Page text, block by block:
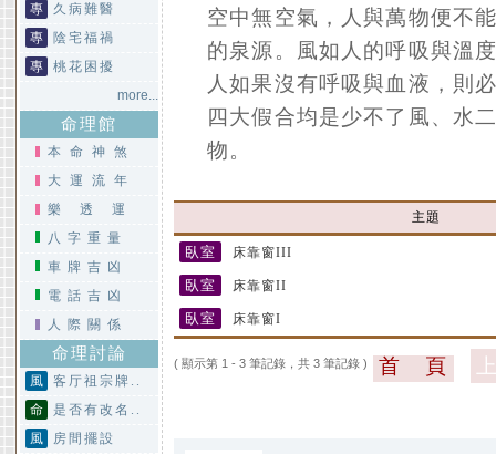
專
久病難醫
專
陰宅福禍
專
桃花困擾
more...
命理館
本命神煞
大運流年
樂透運
八字重量
車牌吉凶
電話吉凶
人際關係
命理討論
風
客厅祖宗牌..
命
是否有改名..
風
房間擺設
空中無空氣，人與萬物便不
的泉源。風如人的呼吸與溫
人如果沒有呼吸與血液，則
四大假合均是少不了風、水
物。
主題
臥室 床靠窗III
臥室 床靠窗II
臥室 床靠窗I
( 顯示第 1 - 3 筆記錄，共 3 筆記錄 ) 首 頁